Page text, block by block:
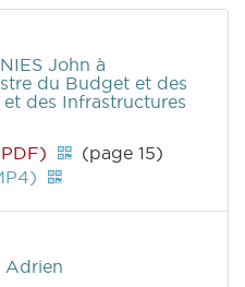
John à
du Budget et des
des Infrastructures
(page 15)
Adrien